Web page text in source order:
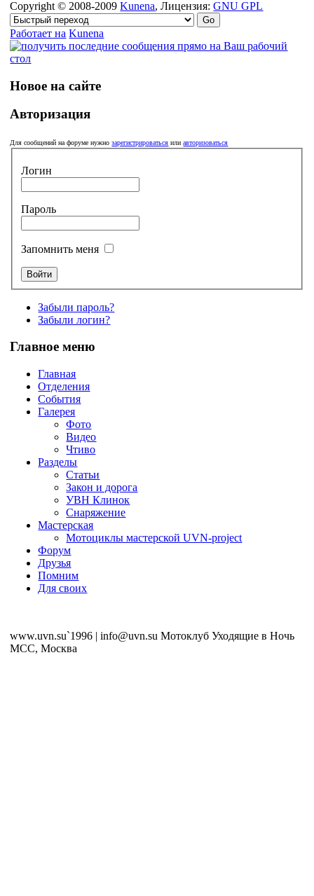
Copyright © 2008-2009Kunena, Лицензия:GNU GPL
Работает на Kunena
Новое на сайте
Авторизация
Для сообщений на форуме нужнозарегистрироваться илиавторизоваться
Логин
Пароль
Запомнить меня
Забыли пароль?
Забыли логин?
Главное меню
Главная
Отделения
События
Галерея
Фото
Видео
Чтиво
Разделы
Статьи
Закон и дорога
УВН Клинок
Снаряжение
Мастерская
Мотоциклы мастерской UVN-project
Форум
Друзья
Помним
Для своих
www.uvn.su`1996 | info@uvn.su Мотоклуб Уходящие в Ночь
MCC, Москва